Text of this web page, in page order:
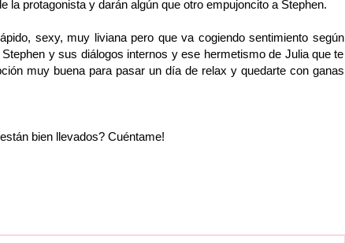
la protagonista y darán algún que otro empujoncito a Stephen.
sexy, muy liviana pero que va cogiendo sentimiento según
y sus diálogos internos y ese hermetismo de Julia que te
muy buena para pasar un día de relax y quedarte con ganas
bien llevados? Cuéntame!